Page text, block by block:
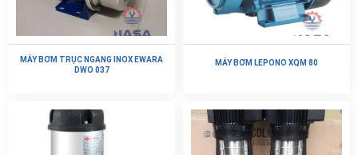
MÁY BƠM TRỤC NGANG INOX EWARA
DWO 037
MÁY BƠM LEPONO XQM 80